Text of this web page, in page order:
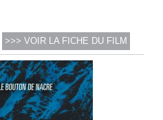
>>> VOIR LA FICHE DU FILM